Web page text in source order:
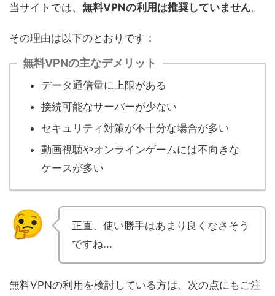
当サイトでは、 無料VPNの利用は推奨していません。
その理由は以下のとおりです：
無料VPNの主なデメリット
データ通信量に上限がある
接続可能なサーバーが少ない
セキュリティ対策が不十分な場合が多い
動画視聴やオンラインゲームには不向きな
ケースが多い
正直、使い勝手はあまり良くなさそう
ですね...
無料VPNの利用を検討している方は、次の点にもご注